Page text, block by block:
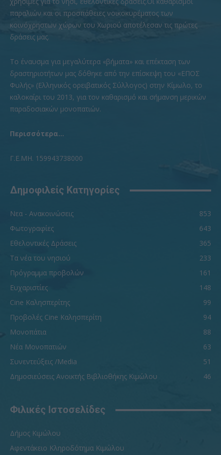
παραλιών και οι προσπάθειες νοικοκυρέματος των
κοινόχρηστων χώρων του Χωριού αποτέλεσαν τις πρώτες
δράσεις μας.
To έναυσμα για μεγαλύτερα «βήματα» και επέκταση των
δραστηριοτήτων μας δόθηκε από την επίσκεψη του «ΕΠΟΣ
Φυλής» (Ελληνικός ορειβατικός Σύλλογος) στην Κίμωλο, το
καλοκαίρι του 2013, για τον καθαρισμό και σήμανση μερικών
παραδοσιακών μονοπατιών.
Περισσότερα...
Γ.Ε.ΜΗ. 159943738000
Δημοφιλείς Κατηγορίες
Νεα - Ανακοινώσεις
853
Φωτογραφίες
643
Εθελοντικές Δράσεις
365
Τα νέα του νησιού
233
Πρόγραμμα προβολών
161
Ευχαριστίες
148
Cine Καλησπερίτης
99
Προβολές Cine Καλησπερίτη
94
Μονοπάτια
88
Νέα Μονοπατιών
63
Συνεντεύξεις /Media
51
Δημοσιεύσεις Ανοικτής Βιβλιοθήκης Κιμώλου
46
Φιλικές Ιστοσελίδες
Δήμος Κιμώλου
Αφεντάκειο Κληροδότημα Κιμώλου